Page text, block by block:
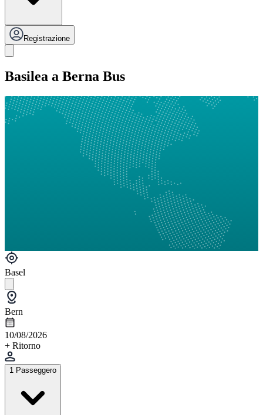
Registrazione
Basilea a Berna Bus
Basel
Bern
10/08/2026
+ Ritorno
1 Passeggero